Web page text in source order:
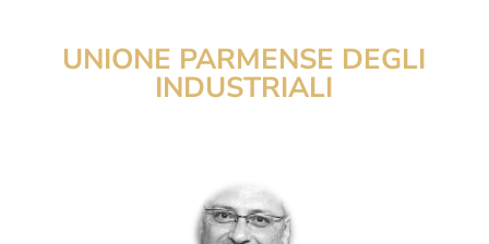
UNIONE PARMENSE DEGLI
INDUSTRIALI